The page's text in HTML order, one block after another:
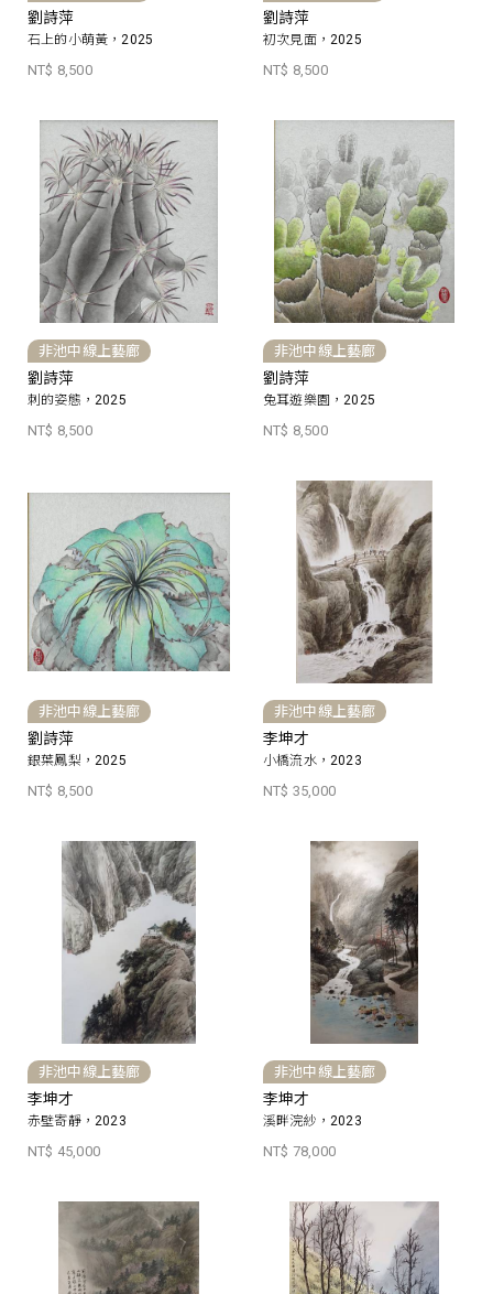
劉詩萍
石上的小萌黃，2025
NT$ 8,500
劉詩萍
初次見面，2025
NT$ 8,500
非池中線上藝廊
劉詩萍
刺的姿態，2025
NT$ 8,500
非池中線上藝廊
劉詩萍
兔耳遊樂園，2025
NT$ 8,500
非池中線上藝廊
劉詩萍
銀葉鳳梨，2025
NT$ 8,500
非池中線上藝廊
李坤才
小橋流水，2023
NT$ 35,000
非池中線上藝廊
李坤才
赤壁寄靜，2023
NT$ 45,000
非池中線上藝廊
李坤才
溪畔浣紗，2023
NT$ 78,000